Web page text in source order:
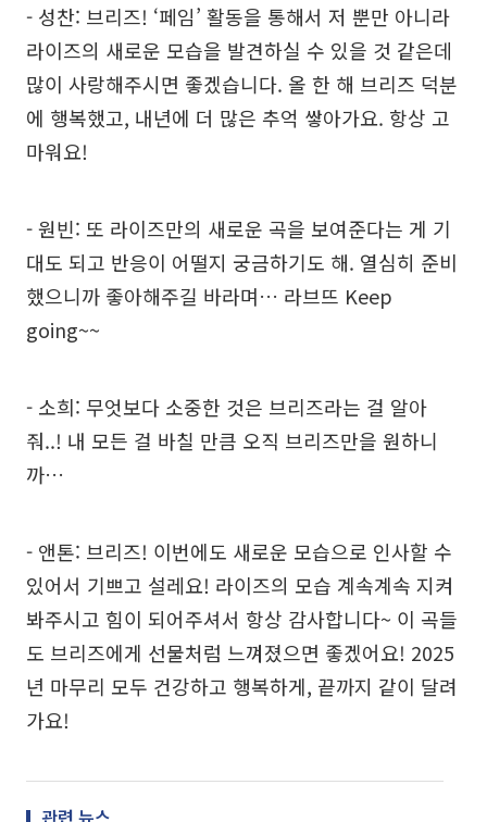
- 성찬: 브리즈! ‘페임’ 활동을 통해서 저 뿐만 아니라
라이즈의 새로운 모습을 발견하실 수 있을 것 같은데
많이 사랑해주시면 좋겠습니다. 올 한 해 브리즈 덕분
에 행복했고, 내년에 더 많은 추억 쌓아가요. 항상 고
마워요!
- 원빈: 또 라이즈만의 새로운 곡을 보여준다는 게 기
대도 되고 반응이 어떨지 궁금하기도 해. 열심히 준비
했으니까 좋아해주길 바라며… 라브뜨 Keep
going~~
- 소희: 무엇보다 소중한 것은 브리즈라는 걸 알아
줘..! 내 모든 걸 바칠 만큼 오직 브리즈만을 원하니
까…
- 앤톤: 브리즈! 이번에도 새로운 모습으로 인사할 수
있어서 기쁘고 설레요! 라이즈의 모습 계속계속 지켜
봐주시고 힘이 되어주셔서 항상 감사합니다~ 이 곡들
도 브리즈에게 선물처럼 느껴졌으면 좋겠어요! 2025
년 마무리 모두 건강하고 행복하게, 끝까지 같이 달려
가요!
관련 뉴스